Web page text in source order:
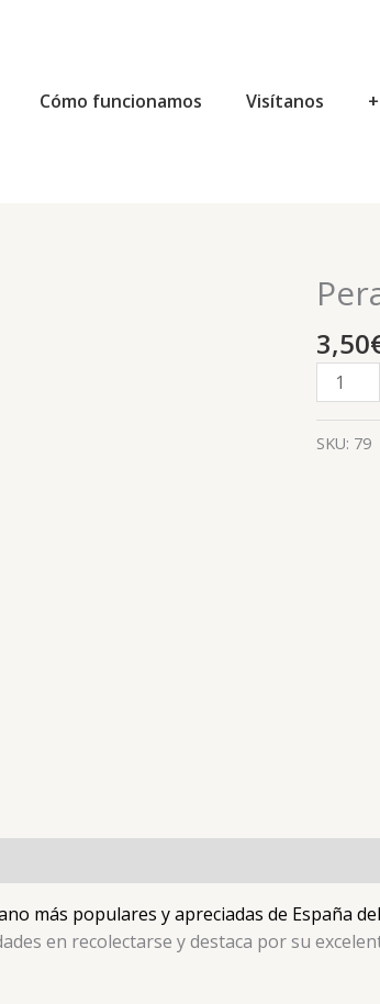
Cómo funcionamos Visítanos
3,50
Peras
Ercolina
cantidad
SKU: 79
más populares y apreciadas de España
en recolectarse y destaca por su